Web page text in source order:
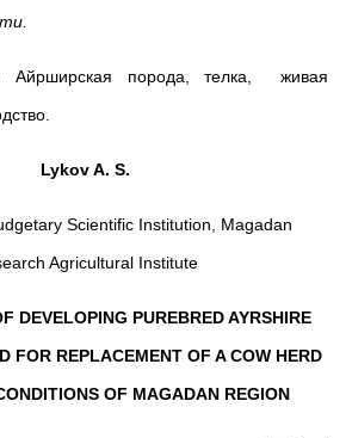
Айрширская порода, телка, живая
Lykov A. S.
Scientific Institution, Magadan
Agricultural Institute
DEVELOPING PUREBRED AYRSHIRE
FOR REPLACEMENT OF A COW HERD
OF MAGADAN REGION